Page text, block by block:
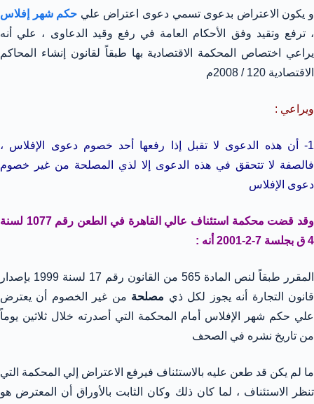
و يكون الاعتراض بدعوى تسمي دعوى اعتراض علي حكم شهر إفلاس
، ترفع وتقيد وفق الأحكام العامة في رفع وقيد الدعاوى ، علي أنه
يراعي اختصاص المحكمة الاقتصادية بها طبقاً لقانون إنشاء المحاكم
الاقتصادية 120 / 2008م
ويراعي :
1- أن هذه الدعوى لا تقبل إذا رفعها أحد خصوم دعوى الإفلاس ،
فالصفة لا تتحقق في هذه الدعوى إلا لذي المصلحة من غير خصوم
دعوى الإفلاس
وقد قضت محكمة استئناف عالي القاهرة في الطعن رقم 1077 لسنة
4 ق بجلسة 7-2-2001 أنه :
المقرر طبقاً لنص المادة 565 من القانون رقم 17 لسنة 1999 بإصدار
قانون التجارة أنه يجوز لكل ذي مصلحة من غير الخصوم أن يعترض
علي حكم شهر الإفلاس أمام المحكمة التي أصدرته خلال ثلاثين يوماً
من تاريخ نشره في الصحف
ما لم يكن قد طعن عليه بالاستئناف فيرفع الاعتراض إلي المحكمة التي
تنظر الاستئناف ، لما كان ذلك وكان الثابت بالأوراق أن المعترض هو